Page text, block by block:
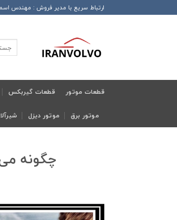
to
ارتباط سریع با مدیر فروش : مهندس اسماعیلی 989143332530+ این شماره همراه دارای تلگرام و واتساپ و
جستجو
برای:
قطعات موتور قطعات گیربکس
موتور برق موتور دیزل
چگونه